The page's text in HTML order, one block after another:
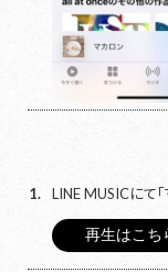
1. LINE MUSICにて
再生はこち